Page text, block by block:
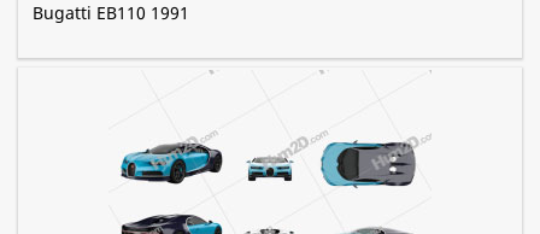
Bugatti EB110 1991